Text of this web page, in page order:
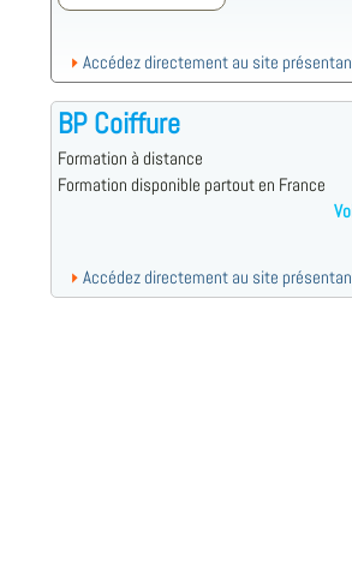
Accédez directement au site
BP Coiffure
Formation à distance
Formation disponible partout en France
Accédez directement au site